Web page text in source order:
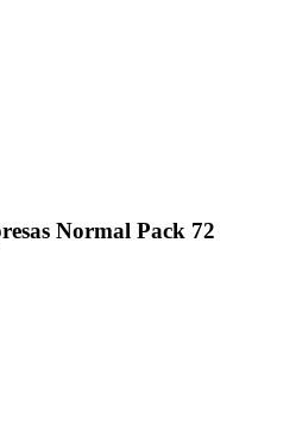
Normal Pack 72